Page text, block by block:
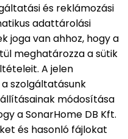
és reklámozási
adattárolási
joga van ahhoz, hogy a
meghatározza a sütik
A jelen
szolgáltatásunk
módosítása
a SonarHome DB Kft.
és hasonló fájlokat